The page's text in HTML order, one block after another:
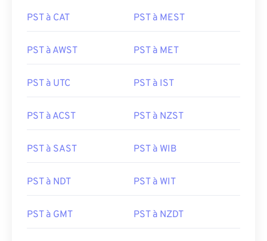
PST à CAT PST à MEST
PST à AWST PST à MET
PST à UTC PST à IST
PST à ACST PST à NZST
PST à SAST PST à WIB
PST à NDT PST à WIT
PST à GMT PST à NZDT